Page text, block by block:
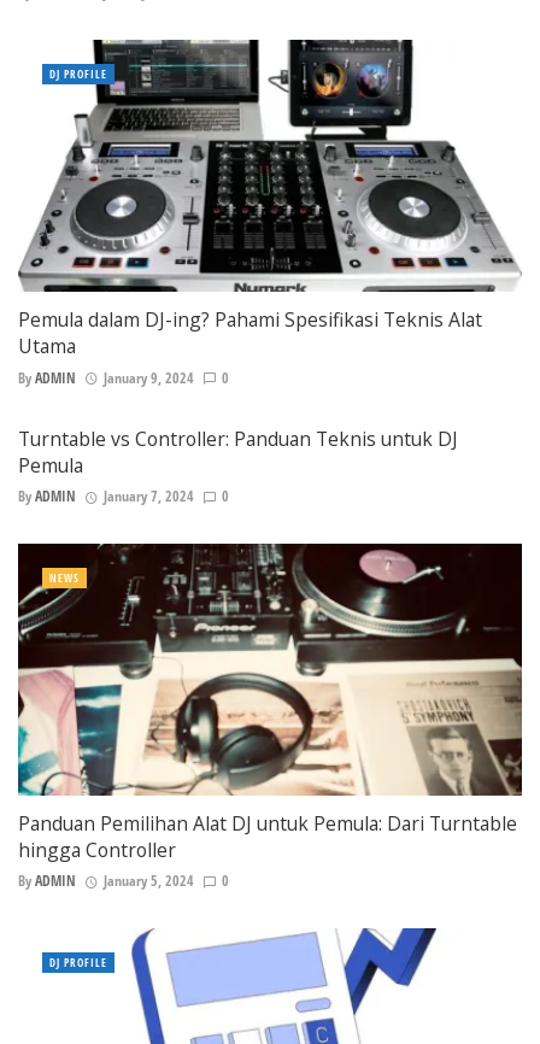
Pemula dalam DJ-ing? Pahami Spesifikasi Teknis Alat
Utama
ByADMIN January 9, 2024 0
DJ PROFILE
Turntable vs Controller: Panduan Teknis untuk DJ
Pemula
ByADMIN January 7, 2024 0
Panduan Pemilihan Alat DJ untuk Pemula: Dari Turntable
hingga Controller
ByADMIN January 5, 2024 0
NEWS
DJ PROFILE